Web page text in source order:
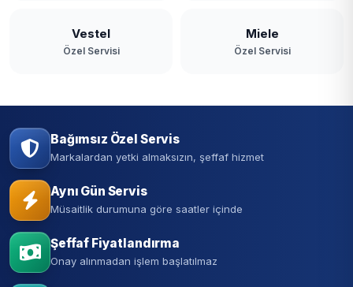
Vestel
Özel Servisi
Miele
Özel Servisi
Bağımsız Özel Servis
Markalardan yetki almaksızın, şeffaf hizmet
Aynı Gün Servis
Müsaitlik durumuna göre saatler içinde
Şeffaf Fiyatlandırma
Onay alınmadan işlem başlatılmaz